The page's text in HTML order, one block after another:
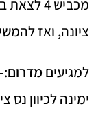
ציונה, ואז
למגיעים מדרום
ימינה לכיוון